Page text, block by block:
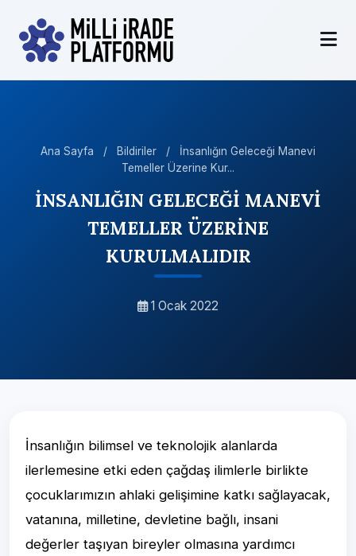
Ana Sayfa / Bildiriler /
İnsanlığın Geleceği Manevi
Temeller Üzerine Kur...
İNSANLIĞIN GELECEĞİ MANEVİ
TEMELLER ÜZERİNE
KURULMALIDIR
1 Ocak 2022
İnsanlığın bilimsel ve teknolojik alanlarda
ilerlemesine etki eden çağdaş ilimlerle birlikte
çocuklarımızın ahlaki gelişimine katkı sağlayacak,
vatanına, milletine, devletine bağlı, insani
değerler taşıyan bireyler olmasına yardımcı